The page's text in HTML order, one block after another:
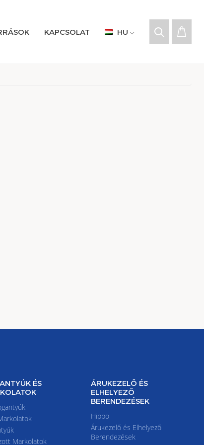
KAPCSOLAT HU
ÉS
Markolatok
ÁRUKEZELŐ ÉS
ELHELYEZŐ
BERENDEZÉSEK
Hippo
Árukezelő és Elhelyező
Berendezések